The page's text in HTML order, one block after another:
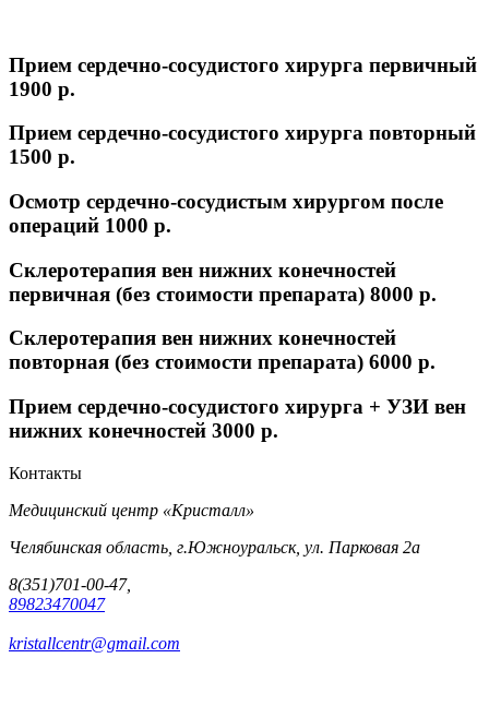
Прием сердечно-сосудистого хирурга первичный
1900 p.
Прием сердечно-сосудистого хирурга повторный
1500 p.
Осмотр сердечно-сосудистым хирургом после
операций 1000 p.
Склеротерапия вен нижних конечностей
первичная (без стоимости препарата) 8000 p.
Склеротерапия вен нижних конечностей
повторная (без стоимости препарата) 6000 p.
Прием сердечно-сосудистого хирурга + УЗИ вен
нижних конечностей 3000 p.
Контакты
Медицинский центр «Кристалл»
Челябинская область, г.Южноуральск, ул. Парковая 2а
8(351)701-00-47,
89823470047
kristallcentr@gmail.com